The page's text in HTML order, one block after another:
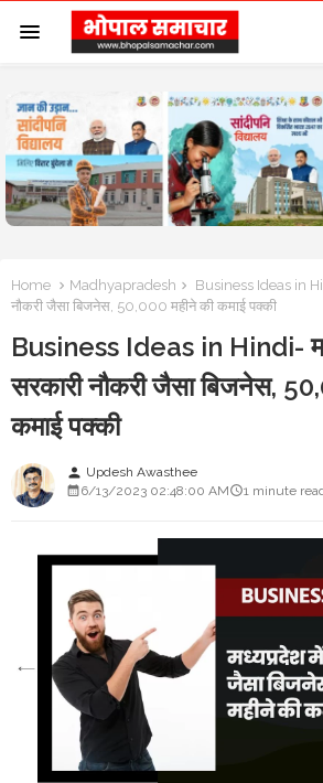
Home Madhyapradesh
Business Ideas in
नौकरी जैसा बिजनेस, 50,000 महीने की कमाई पक्की
Business Ideas in Hindi-
सरकारी नौकरी जैसा बिजनेस,
कमाई पक्की
person Updesh Awasthee
6/13/2023 02:48:00 AM
1 minute